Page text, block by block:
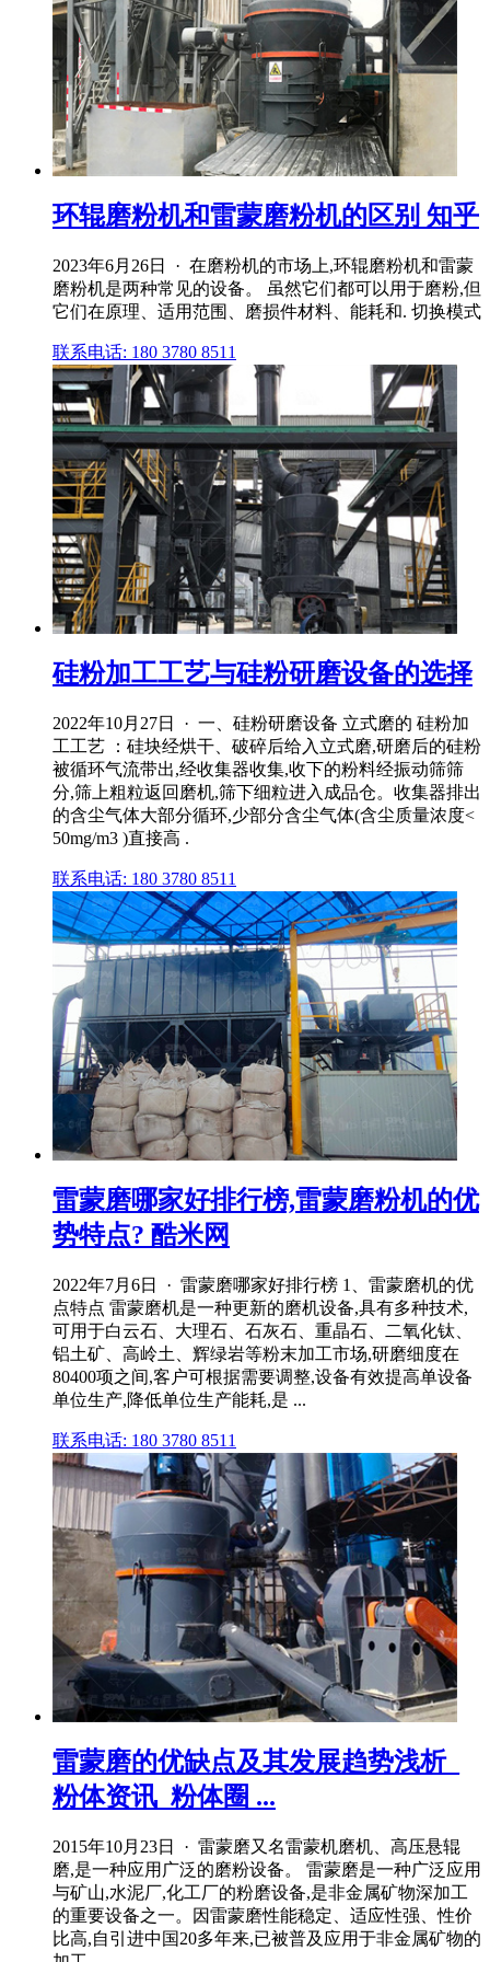
环辊磨粉机和雷蒙磨粉机的区别 知乎
2023年6月26日 · 在磨粉机的市场上,环辊磨粉机和雷蒙
磨粉机是两种常见的设备。 虽然它们都可以用于磨粉,但
它们在原理、适用范围、磨损件材料、能耗和. 切换模式
联系电话: 180 3780 8511
硅粉加工工艺与硅粉研磨设备的选择
2022年10月27日 · 一、硅粉研磨设备 立式磨的 硅粉加
工工艺 ：硅块经烘干、破碎后给入立式磨,研磨后的硅粉
被循环气流带出,经收集器收集,收下的粉料经振动筛筛
分,筛上粗粒返回磨机,筛下细粒进入成品仓。收集器排出
的含尘气体大部分循环,少部分含尘气体(含尘质量浓度<
50mg/m3 )直接高 .
联系电话: 180 3780 8511
雷蒙磨哪家好排行榜,雷蒙磨粉机的优
势特点? 酷米网
2022年7月6日 · 雷蒙磨哪家好排行榜 1、雷蒙磨机的优
点特点 雷蒙磨机是一种更新的磨机设备,具有多种技术,
可用于白云石、大理石、石灰石、重晶石、二氧化钛、
铝土矿、高岭土、辉绿岩等粉末加工市场,研磨细度在
80400项之间,客户可根据需要调整,设备有效提高单设备
单位生产,降低单位生产能耗,是 ...
联系电话: 180 3780 8511
雷蒙磨的优缺点及其发展趋势浅析_
粉体资讯_粉体圈 ...
2015年10月23日 · 雷蒙磨又名雷蒙机磨机、高压悬辊
磨,是一种应用广泛的磨粉设备。 雷蒙磨是一种广泛应用
与矿山,水泥厂,化工厂的粉磨设备,是非金属矿物深加工
的重要设备之一。因雷蒙磨性能稳定、适应性强、性价
比高,自引进中国20多年来,已被普及应用于非金属矿物的